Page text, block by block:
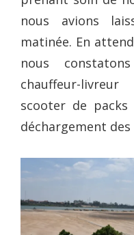
nous avions
matinée. En
nous
chauffeur-
scooter de
déchargement des